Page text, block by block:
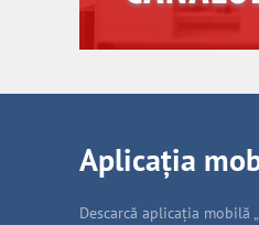
Aplicația
Descarcă aplicația mobilă